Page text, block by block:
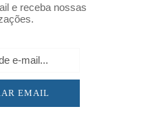
e receba nossas